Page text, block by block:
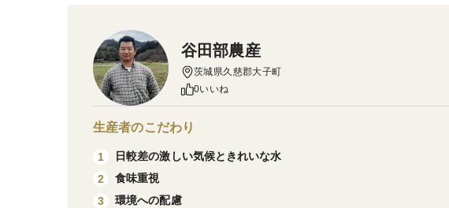
谷田部農産
茨城県久慈郡大子町
0いいね
生産者のこだわり
1
日較差の激しい気候ときれいな水
2
食味重視
3
環境への配慮